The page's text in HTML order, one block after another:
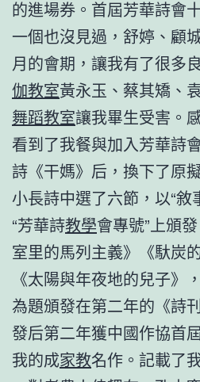
的進場券。首屆芳華詩會
一個也沒見過，舒婷、顧
月的會期，讓我有了很多
伽教室黃永玉、蔡其矯、
舞蹈教室讓我畢生受害。
看到了我餐與加入芳華詩
詩《干媽》后，換下了原
小長詩中選了六節，以“敘
“芳華詩教學會專號”上頒
室里的馬列主義》《馱炭
《太陽與年夜地的兒子》
為題頒發在第二年的《詩
發后第二年獲中國作協首
我的成家教名作。記載了